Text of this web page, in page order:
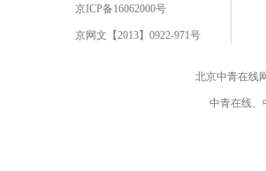
京ICP备16062000号
京网文【2013】0922-971号
北京中青在线
中青在线、